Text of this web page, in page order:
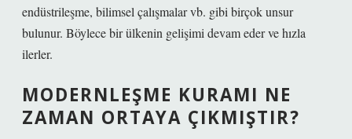
endüstrileşme, bilimsel çalışmalar vb. gibi birçok unsur
bulunur. Böylece bir ülkenin gelişimi devam eder ve hızla
ilerler.
MODERNLEŞME KURAMI NE
ZAMAN ORTAYA ÇIKMIŞTIR?